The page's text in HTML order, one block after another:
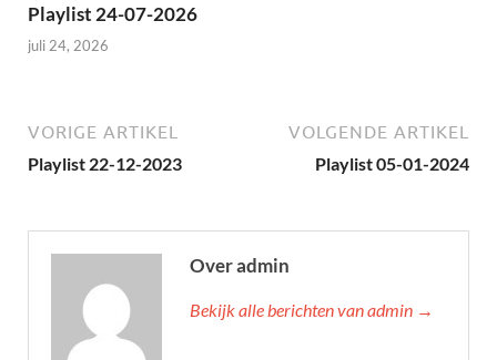
Playlist 24-07-2026
juli 24, 2026
VORIGE ARTIKEL
Playlist 22-12-2023
VOLGENDE ARTIKEL
Playlist 05-01-2024
Over admin
Bekijk alle berichten van admin →